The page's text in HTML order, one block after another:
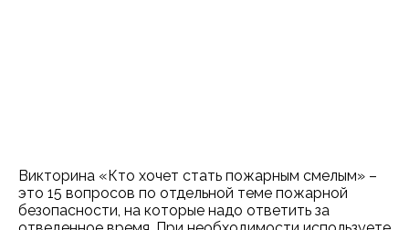
Викторина «Кто хочет стать пожарным смелым» –
это 15 вопросов по отдельной теме пожарной
безопасности, на которые надо ответить за